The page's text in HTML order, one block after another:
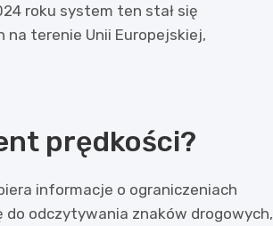
roku system ten stał się
terenie Unii Europejskiej,
prędkości?
informacje o ograniczeniach
do odczytywania znaków drogowych,